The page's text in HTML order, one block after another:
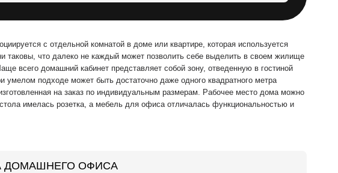
с отдельной комнатой в доме или квартире, которая используется
таковы, что далеко не каждый может позволить себе выделить в своем жилище
всего домашний кабинет представляет собой зону, отведенную в гостиной
умелом подходе может быть достаточно даже одного квадратного метра
на заказ по индивидуальным размерам. Рабочее место дома можно
имелась розетка, а мебель для офиса отличалась функциональностью и
ДОМАШНЕГО ОФИСА